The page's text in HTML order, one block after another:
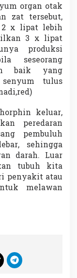
organ otak
zat tersebut,
2 x lipat lebih
3 x lipat
produksi
seseorang
baik yang
tulus
keluar,
peredaran
pembuluh
sehingga
darah. Luar
tubuh kita
penyakit atau
melawan